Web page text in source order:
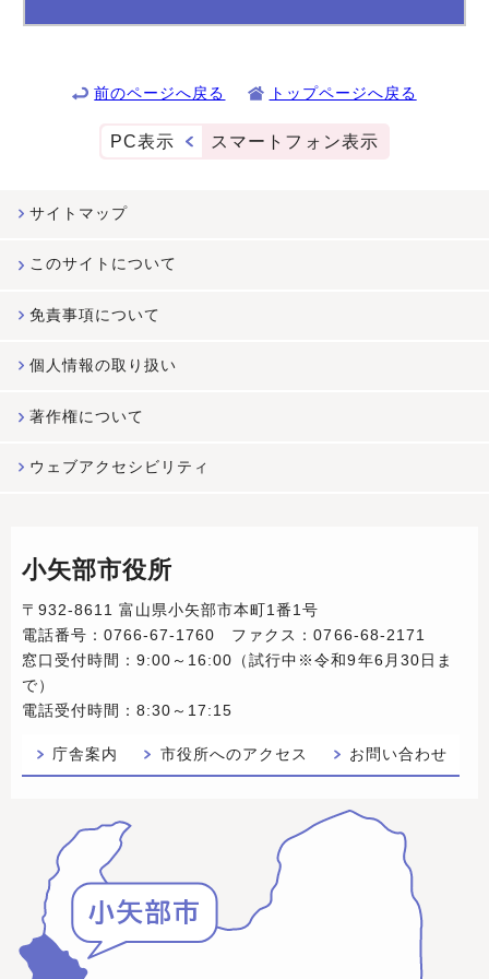
前のページへ戻る トップページへ戻る
PC表示 スマートフォン表示
サイトマップ
このサイトについて
免責事項について
個人情報の取り扱い
著作権について
ウェブアクセシビリティ
小矢部市役所
〒932-8611 富山県小矢部市本町1番1号
電話番号：0766-67-1760 ファクス：0766-68-2171
窓口受付時間：9:00～16:00（試行中※令和9年6月30日ま
で）
電話受付時間：8:30～17:15
庁舎案内 市役所へのアクセス お問い合わせ